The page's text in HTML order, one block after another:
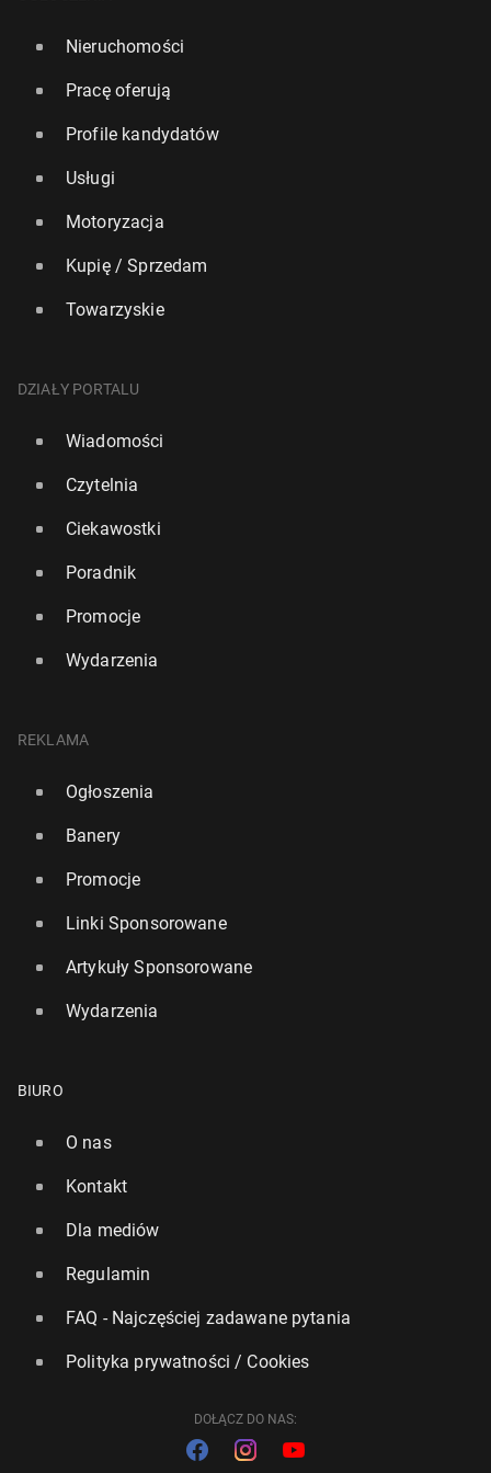
Nieruchomości
Pracę oferują
Profile kandydatów
Usługi
Motoryzacja
Kupię / Sprzedam
Towarzyskie
DZIAŁY PORTALU
Wiadomości
Czytelnia
Ciekawostki
Poradnik
Promocje
Wydarzenia
REKLAMA
Ogłoszenia
Banery
Promocje
Linki Sponsorowane
Artykuły Sponsorowane
Wydarzenia
BIURO
O nas
Kontakt
Dla mediów
Regulamin
FAQ - Najczęściej zadawane pytania
Polityka prywatności / Cookies
DOŁĄCZ DO NAS: